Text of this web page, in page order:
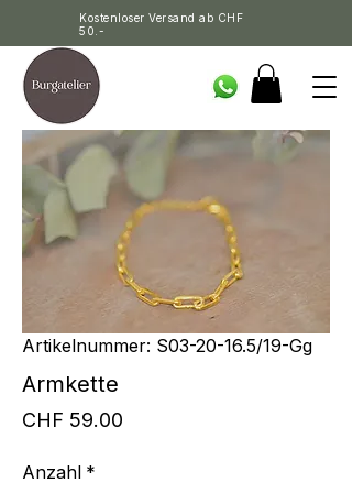
Kostenloser Versand ab CHF
50.-
Artikelnummer: S03-20-16.5/19-Gg
Armkette
CHF 59.00
Anzahl *